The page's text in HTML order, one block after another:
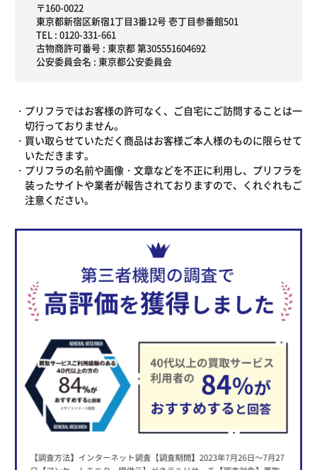
〒160-0022
東京都新宿区新宿1丁目3番12号 壱丁目参番館501
TEL : 0120-331-661
古物商許可番号 : 東京都 第305551604692
公安委員会名 : 東京都公安委員会
プリフラではお客様の許可なく、ご自宅にご訪問することは一
切行っておりません。
買い取らせていただく商品はお客様ご本人様のものに限らせて
いただきます。
プリフラの名前や画像・文章などを不正に利用し、プリフラを
装ったサイトや業者が報告されておりますので、くれぐれもご
注意ください。